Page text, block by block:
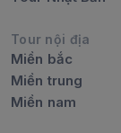
Tour nội địa
Miền bắc
Miền trung
Miền nam